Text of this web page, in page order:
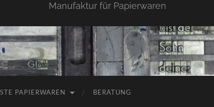
Manufaktur für Papierwaren
PAPIERWAREN BERATUNG